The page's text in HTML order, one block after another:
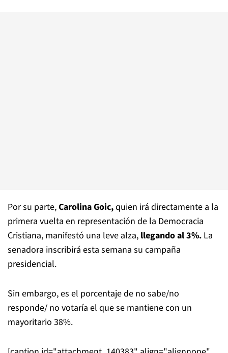
Por su parte,Carolina Goic,quien irá directamente a la
primera vuelta en representación de la Democracia
Cristiana, manifestó una leve alza, llegando al 3%. La
senadora inscribirá esta semana su campaña
presidencial.
Sin embargo, es el porcentaje de no sabe/no
responde/ no votaría el que se mantiene con un
mayoritario 38%.